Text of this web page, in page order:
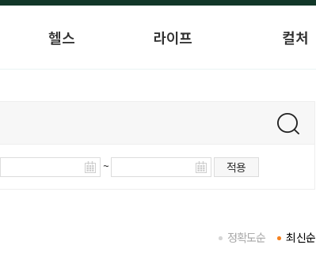
헬스 라이프 컬처
~ 적용
최신순
정확도순